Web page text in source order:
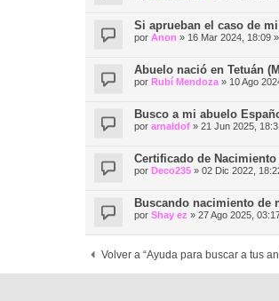
Si aprueban el caso de
por Anon » 16 Mar 2024, 18:09
Abuelo nació en Tetuán
por Rubí Mendoza » 10 Ago
Busco a mi abuelo
por arnaldof » 21 Jun 2025,
Certificado de
por Deco235 » 02 Dic 2022,
Buscando nacimiento de
por Shay ez » 27 Ago 2025,
Volver a “Ayuda para buscar a tus